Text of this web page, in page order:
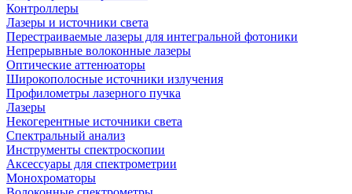
Контроллеры
Лазеры и источники света
Перестраиваемые лазеры для интегральной фотоники
Непрерывные волоконные лазеры
Оптические аттенюаторы
Широкополосные источники излучения
Профилометры лазерного пучка
Лазеры
Некогерентные источники света
Спектральный анализ
Инструменты спектроскопии
Аксессуары для спектрометрии
Монохроматоры